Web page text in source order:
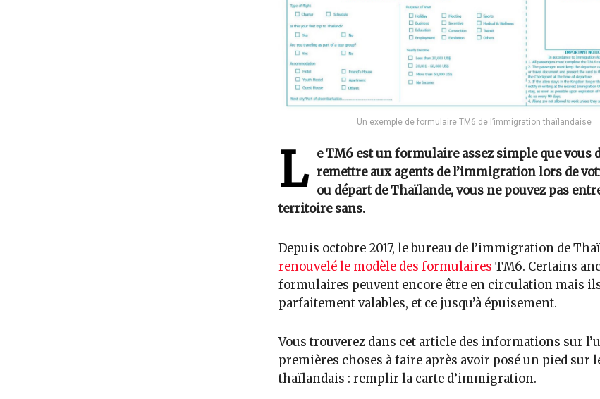
Un exemple de formulaire TM6 de l’immigration thaïlandaise
L
e TM6 est un formulaire assez simple que vous
remettre aux agents de l’immigration lors de
ou départ de Thaïlande, vous ne pouvez pas
territoire sans.
Depuis octobre 2017, le bureau de l’immigration de
renouvelé le modèle des formulaires TM6. Certains
formulaires peuvent encore être en circulation mais
parfaitement valables, et ce jusqu’à épuisement.
Vous trouverez dans cet article des informations sur
premières choses à faire après avoir posé un pied sur
thaïlandais : remplir la carte d’immigration.